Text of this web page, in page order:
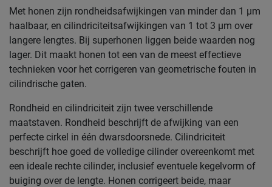
Met honen zijn rondheidsafwijkingen van minder dan 1 µm
haalbaar, en cilindriciteitsafwijkingen van 1 tot 3 µm over
langere lengtes. Bij superhonen liggen beide waarden nog
lager. Dit maakt honen tot een van de meest effectieve
technieken voor het corrigeren van geometrische fouten in
cilindrische gaten.
Rondheid en cilindriciteit zijn twee verschillende
maatstaven. Rondheid beschrijft de afwijking van een
perfecte cirkel in één dwarsdoorsnede. Cilindriciteit
beschrijft hoe goed de volledige cilinder overeenkomt met
een ideale rechte cilinder, inclusief eventuele kegelvorm of
buiging over de lengte. Honen corrigeert beide, maar